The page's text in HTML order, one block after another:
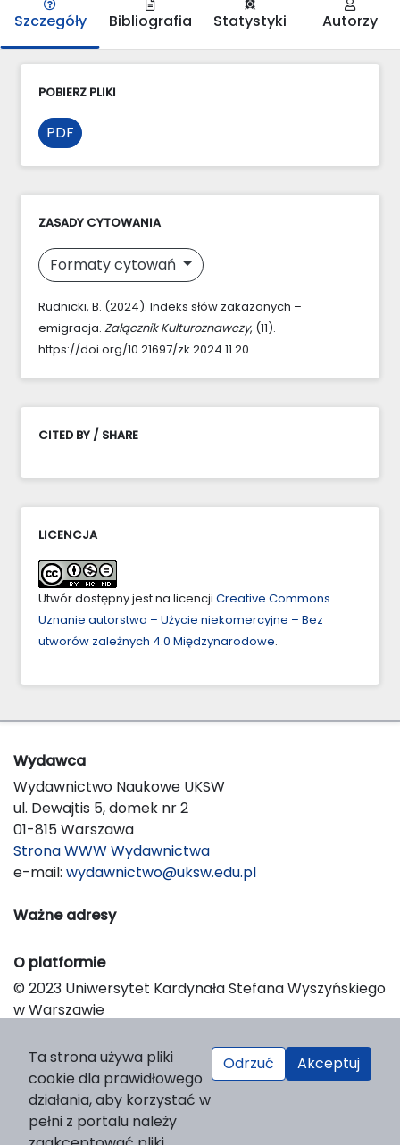
Szczegóły Bibliografia Statystyki Autorzy
POBIERZ PLIKI
PDF
ZASADY CYTOWANIA
Formaty cytowań
Rudnicki, B. (2024). Indeks słów zakazanych –
emigracja. Załącznik Kulturoznawczy, (11).
https://doi.org/10.21697/zk.2024.11.20
CITED BY / SHARE
LICENCJA
Utwór dostępny jest na licencji Creative Commons
Uznanie autorstwa – Użycie niekomercyjne – Bez
utworów zależnych 4.0 Międzynarodowe.
Wydawca
Wydawnictwo Naukowe UKSW
ul. Dewajtis 5, domek nr 2
01-815 Warszawa
Strona WWW Wydawnictwa
e-mail: wydawnictwo@uksw.edu.pl
Ważne adresy
O platformie
© 2023 Uniwersytet Kardynała Stefana Wyszyńskiego
w Warszawie
Platform & Workflow by OJS/PKP
Ta strona używa pliki
cookie dla prawidłowego
działania, aby korzystać w
pełni z portalu należy
Odrzuć Akceptuj